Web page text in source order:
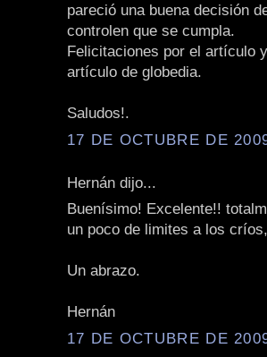
pareció una buena decisión
controlen que se cumpla.
Felicitaciones por el artículo
artículo de globedia.
Saludos!.
17 DE OCTUBRE DE
Hernán dijo...
Buenísimo! Excelente!!
un poco de limites a los
Un abrazo.
Hernán
17 DE OCTUBRE DE